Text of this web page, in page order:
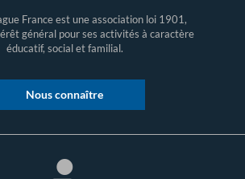
France est une association loi 1901,
général pour ses activités à caractère
éducatif, social et familial.
Nous connaître